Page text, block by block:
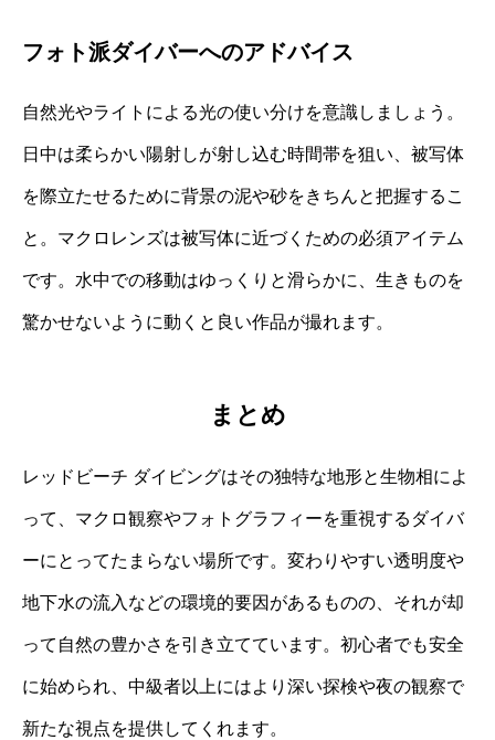
フォト派ダイバーへのアドバイス
自然光やライトによる光の使い分けを意識しましょう。
日中は柔らかい陽射しが射し込む時間帯を狙い、被写体
を際立たせるために背景の泥や砂をきちんと把握するこ
と。マクロレンズは被写体に近づくための必須アイテム
です。水中での移動はゆっくりと滑らかに、生きものを
驚かせないように動くと良い作品が撮れます。
まとめ
レッドビーチ ダイビングはその独特な地形と生物相によ
って、マクロ観察やフォトグラフィーを重視するダイバ
ーにとってたまらない場所です。変わりやすい透明度や
地下水の流入などの環境的要因があるものの、それが却
って自然の豊かさを引き立てています。初心者でも安全
に始められ、中級者以上にはより深い探検や夜の観察で
新たな視点を提供してくれます。